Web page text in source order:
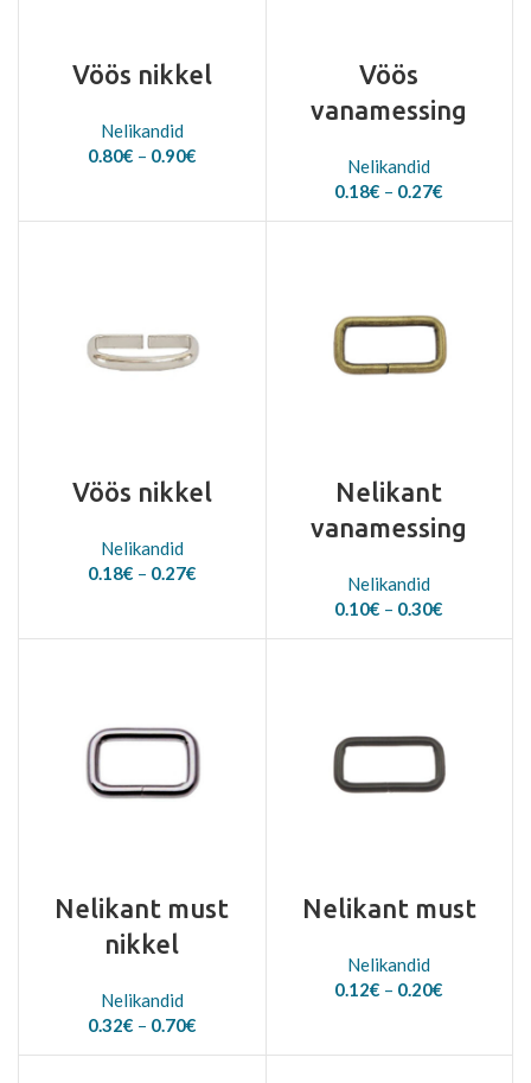
Vöös nikkel
Nelikandid
0.80€ – 0.90€Price
through
Vöös
vanamessing
Nelikandid
0.18€ – 0.27€
Vöös nikkel
Nelikandid
0.18€ – 0.27€Price
through
Nelikant
vanamessing
Nelikandid
0.10€ – 0.30€
Nelikant must
nikkel
Nelikandid
0.32€ – 0.70€Price
Nelikant must
Nelikandid
0.12€ – 0.20€
through